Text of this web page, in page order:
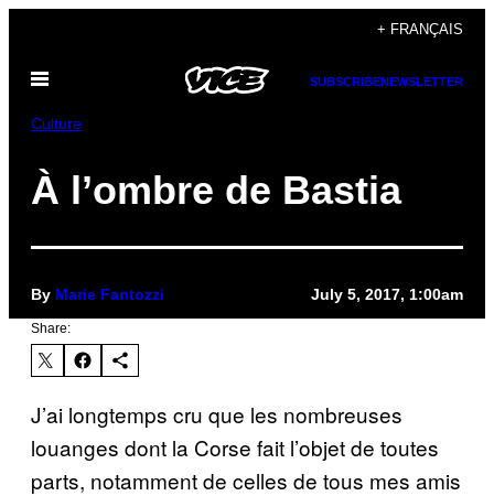
content
+ FRANÇAIS
Open
SUBSCRIBENEWSLETTER
Culture
À l’ombre de Bastia
By Marie Fantozzi July 5, 2017, 1:00am
Share:
J’ai longtemps cru que les nombreuses
louanges dont la Corse fait l’objet de toutes
parts, notamment de celles de tous mes amis